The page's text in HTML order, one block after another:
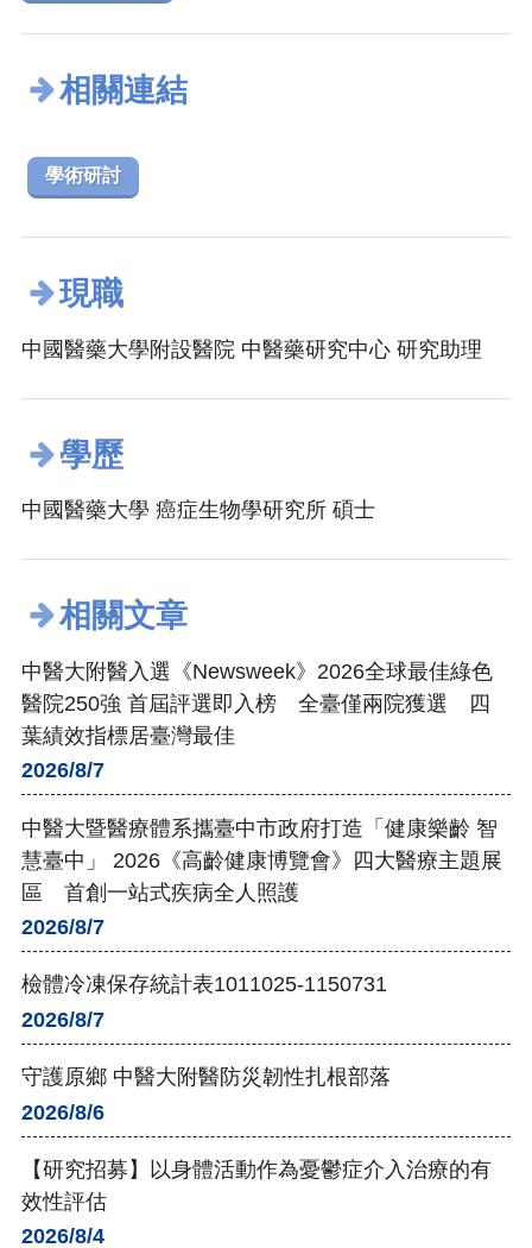
相關連結
學術研討
現職
中國醫藥大學附設醫院 中醫藥研究中心 研究助理
學歷
中國醫藥大學 癌症生物學研究所 碩士
相關文章
中醫大附醫入選《Newsweek》2026全球最佳綠色
醫院250強 首屆評選即入榜 全臺僅兩院獲選 四
葉績效指標居臺灣最佳
2026/8/7
中醫大暨醫療體系攜臺中市政府打造「健康樂齡 智
慧臺中」 2026《高齡健康博覽會》四大醫療主題展
區 首創一站式疾病全人照護
2026/8/7
檢體冷凍保存統計表1011025-1150731
2026/8/7
守護原鄉 中醫大附醫防災韌性扎根部落
2026/8/6
【研究招募】以身體活動作為憂鬱症介入治療的有
效性評估
2026/8/4